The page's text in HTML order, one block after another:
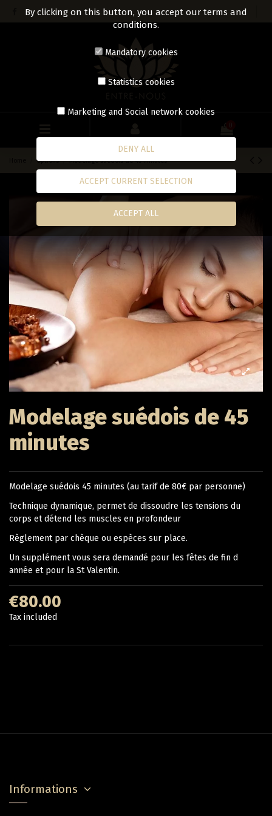
Options Modelage suédois de 45 minutes
Modelage suédois de 45
minutes
Modelage suédois 45 minutes (au tarif de 80€ par personne)
Technique dynamique, permet de dissoudre les tensions du
corps et détend les muscles en profondeur
Règlement par chèque ou espèces sur place.
Un supplément vous sera demandé pour les fêtes de fin d
année et pour la St Valentin.
€80.00
Tax included
Informations
By clicking on this button, you accept our terms and
conditions.
Mandatory cookies
Statistics cookies
Marketing and Social network cookies
DENY ALL
ACCEPT CURRENT SELECTION
ACCEPT ALL